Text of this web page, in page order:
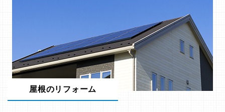
屋根のリフォーム